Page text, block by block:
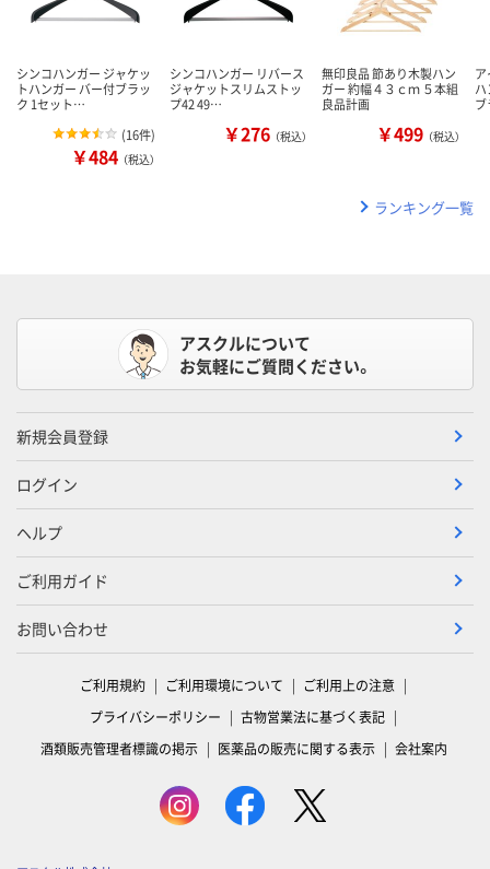
シンコハンガー ジャケッ
トハンガー バー付ブラッ
ク 1セット…
(16件)
￥484 （税込）
シンコハンガー リバース
ジャケットスリムストッ
プ42 49…
￥276 （税込）
無印良品 節あり木製ハン
ガー 約幅４３ｃｍ ５本組
良品計画
￥499 （税込）
ランキング一覧
アスクルについて
お気軽にご質問ください。
新規会員登録
ログイン
ヘルプ
ご利用ガイド
お問い合わせ
ご利用規約 ご利用環境について
ご利用上の注意
プライバシーポリシー
古物営業法に基づく表記
酒類販売管理者標識の掲示
医薬品の販売に関する表示 会社案内